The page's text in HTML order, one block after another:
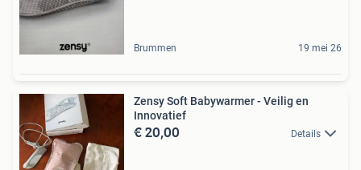
Brummen 19 mei 26
Zensy Soft Babywarmer - Veilig en
Innovatief
€ 20,00 Details